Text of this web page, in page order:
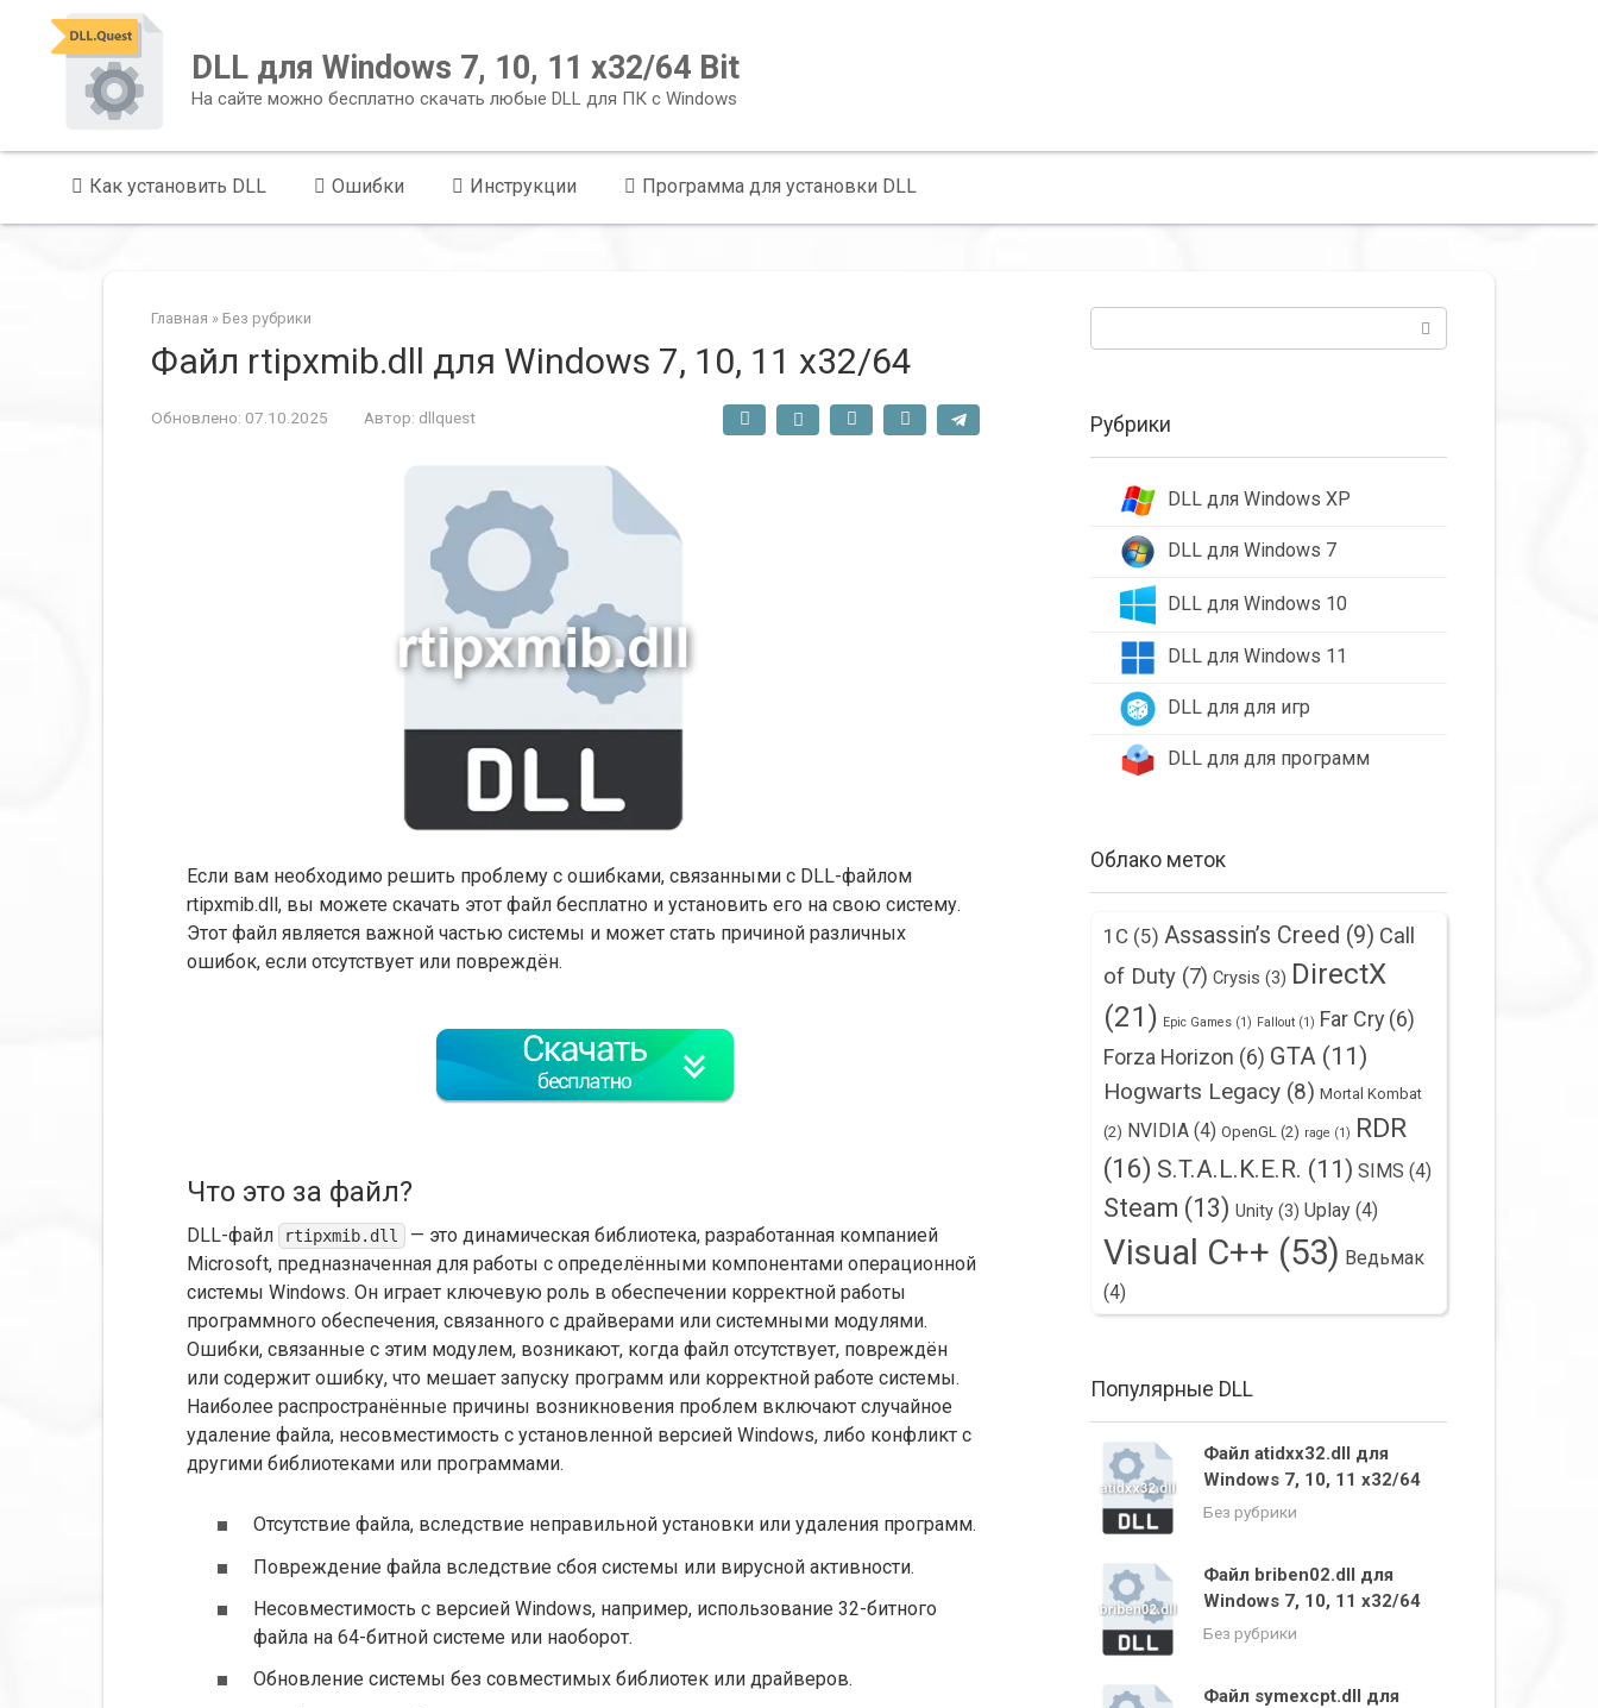
Перейти
DLL для Windows 7, 10, 11 x32/64 Bit
На сайте можно бесплатно скачать любые DLL для ПК с Windows
Как установить DLL Ошибки Инструкции Программа для установки DLL
Главная » Без рубрики
Файл rtipxmib.dll для Windows 7, 10, 11 x32/64
Обновлено: 07.10.2025 Автор: dllquest
Если вам необходимо решить проблему с ошибками, связанными с DLL-файлом
rtipxmib.dll, вы можете скачать этот файл бесплатно и установить его на свою систему.
Этот файл является важной частью системы и может стать причиной различных
ошибок, если отсутствует или повреждён.
Что это за файл?
DLL-файл rtipxmib.dll
— это динамическая библиотека, разработанная компанией
Microsoft, предназначенная для работы с определёнными компонентами операционной
системы Windows. Он играет ключевую роль в обеспечении корректной работы
программного обеспечения, связанного с драйверами или системными модулями.
Ошибки, связанные с этим модулем, возникают, когда файл отсутствует, повреждён
или содержит ошибку, что мешает запуску программ или корректной работе системы.
Наиболее распространённые причины возникновения проблем включают случайное
удаление файла, несовместимость с установленной версией Windows, либо конфликт с
другими библиотеками или программами.
Отсутствие файла, вследствие неправильной установки или удаления программ.
Повреждение файла вследствие сбоя системы или вирусной активности.
Несовместимость с версией Windows, например, использование 32-битного
файла на 64-битной системе или наоборот.
Обновление системы без совместимых библиотек или драйверов.
Рубрики
DLL для Windows XP
DLL для Windows 7
DLL для Windows 10
DLL для Windows 11
DLL для для игр
DLL для для программ
Облако меток
1С (5) Assassin’s Creed (9) Call
of Duty (7) Crysis (3) DirectX
(21) Epic Games (1) Fallout (1) Far Cry (6)
Forza Horizon (6) GTA (11)
Hogwarts Legacy (8) Mortal Kombat
(2) NVIDIA (4) OpenGL (2) rage (1) RDR
(16) S.T.A.L.K.E.R. (11) SIMS (4)
Steam (13) Unity (3) Uplay (4)
Visual C++ (53) Ведьмак
(4)
Популярные DLL
Файл atidxx32.dll для
Windows 7, 10, 11 x32/64
Без рубрики
Файл briben02.dll для
Windows 7, 10, 11 x32/64
Без рубрики
Файл symexcpt.dll для